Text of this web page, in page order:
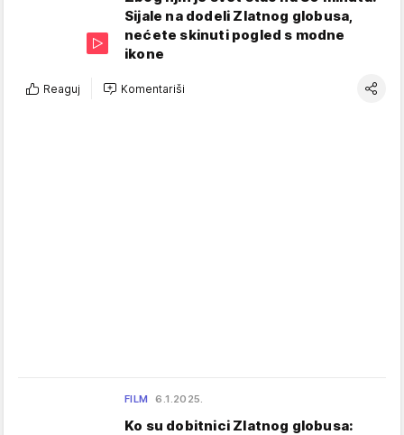
Sijale na dodeli Zlatnog globusa,
nećete skinuti pogled s modne
ikone
Reaguj Komentariši
FILM 6.1.2025.
Ko su dobitnici Zlatnog globusa: